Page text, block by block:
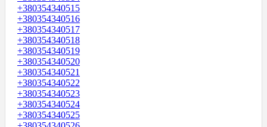
+380354340515
+380354340516
+380354340517
+380354340518
+380354340519
+380354340520
+380354340521
+380354340522
+380354340523
+380354340524
+380354340525